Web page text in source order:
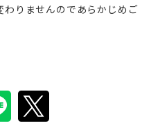
りませんのであらかじめご